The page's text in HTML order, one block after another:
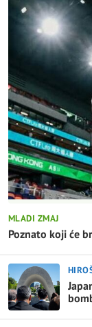
MLADI ZMAJ
Poznato koji će